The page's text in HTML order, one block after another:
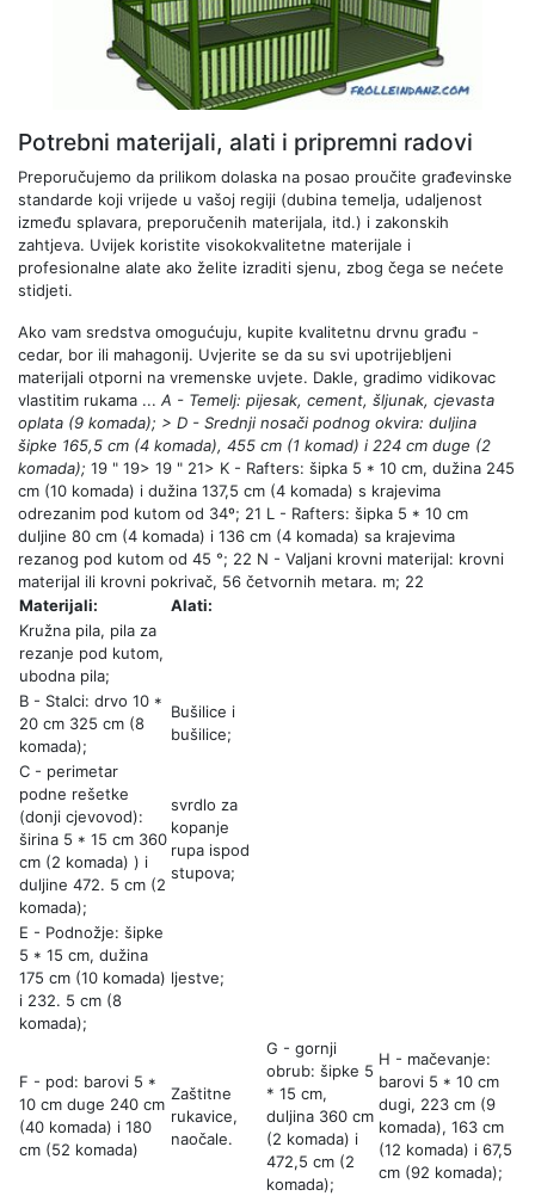
Potrebni materijali, alati i pripremni radovi
Preporučujemo da prilikom dolaska na posao proučite građevinske
standarde koji vrijede u vašoj regiji (dubina temelja, udaljenost
između splavara, preporučenih materijala, itd.) i zakonskih
zahtjeva. Uvijek koristite visokokvalitetne materijale i
profesionalne alate ako želite izraditi sjenu, zbog čega se nećete
stidjeti.
Ako vam sredstva omogućuju, kupite kvalitetnu drvnu građu -
cedar, bor ili mahagonij. Uvjerite se da su svi upotrijebljeni
materijali otporni na vremenske uvjete. Dakle, gradimo vidikovac
vlastitim rukama ... A - Temelj: pijesak, cement, šljunak, cjevasta
oplata (9 komada); > D - Srednji nosači podnog okvira: duljina
šipke 165,5 cm (4 komada), 455 cm (1 komad) i 224 cm duge (2
komada); 19 " 19> 19 " 21> K - Rafters: šipka 5 * 10 cm, dužina 245
cm (10 komada) i dužina 137,5 cm (4 komada) s krajevima
odrezanim pod kutom od 34º; 21 L - Rafters: šipka 5 * 10 cm
duljine 80 cm (4 komada) i 136 cm (4 komada) sa krajevima
rezanog pod kutom od 45 °; 22 N - Valjani krovni materijal: krovni
materijal ili krovni pokrivač, 56 četvornih metara. m; 22
Materijali:
Alati:
Kružna pila, pila za
rezanje pod kutom,
ubodna pila;
B - Stalci: drvo 10 *
20 cm 325 cm (8
komada);
Bušilice i
bušilice;
C - perimetar
podne rešetke
(donji cjevovod):
širina 5 * 15 cm 360
cm (2 komada) ) i
duljine 472. 5 cm (2
komada);
svrdlo za
kopanje
rupa ispod
stupova;
E - Podnožje: šipke
5 * 15 cm, dužina
175 cm (10 komada)
i 232. 5 cm (8
komada);
ljestve;
F - pod: barovi 5 *
10 cm duge 240 cm
(40 komada) i 180
cm (52 ​​komada)
Zaštitne
rukavice,
naočale.
G - gornji
obrub: šipke 5
* 15 cm,
duljina 360 cm
(2 komada) i
472,5 cm (2
komada);
H - mačevanje:
barovi 5 * 10 cm
dugi, 223 cm (9
komada), 163 cm
(12 komada) i 67,5
cm (92 komada);